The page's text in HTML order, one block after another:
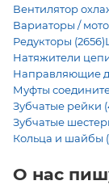
Вентилятор
Вариаторы /
Редукторы (2656)
Натяжители цепи
Направляющие
Муфты
Зубчатые рейки
Зубчатые
Кольца и шайбы
О нас